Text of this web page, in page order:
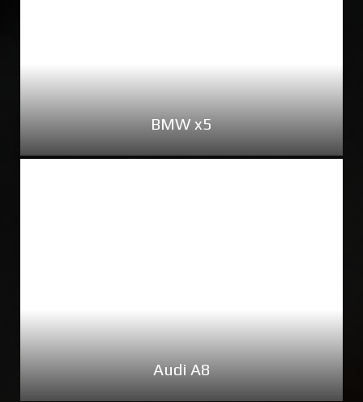
BMW x5
Audi A8